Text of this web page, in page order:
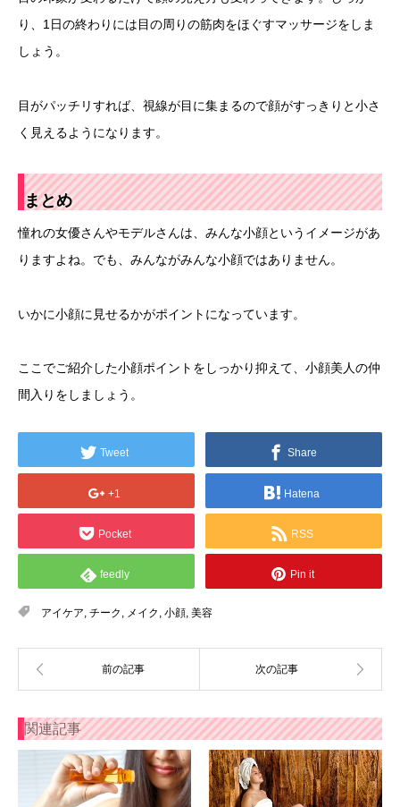
り、1日の終わりには目の周りの筋肉をほぐすマッサージをしま
しょう。
目がパッチリすれば、視線が目に集まるので顔がすっきりと小さ
く見えるようになります。
まとめ
憧れの女優さんやモデルさんは、みんな小顔というイメージがあ
りますよね。でも、みんながみんな小顔ではありません。
いかに小顔に見せるかがポイントになっています。
ここでご紹介した小顔ポイントをしっかり抑えて、小顔美人の仲
間入りをしましょう。
Tweet Share
+1 Hatena
Pocket RSS
feedly Pin it
アイケア チーク メイク 小顔 美容
関連記事